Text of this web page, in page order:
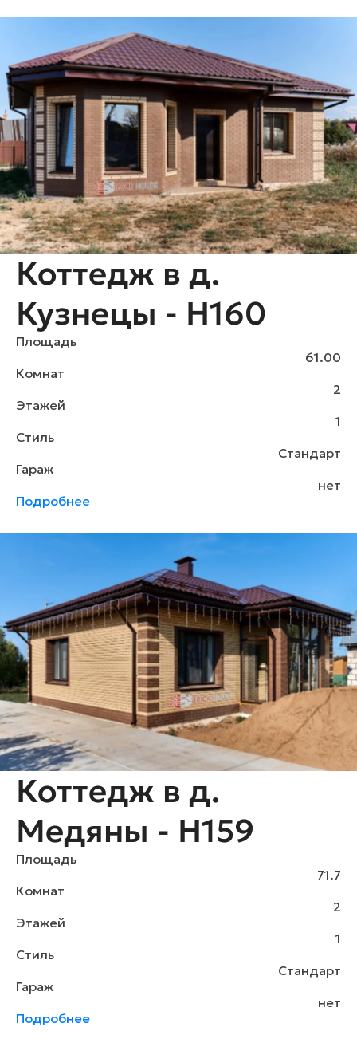
Коттедж в д.
Кузнецы - H160
Площадь
61.00
Комнат
2
Этажей
1
Стиль
Стандарт
Гараж
нет
Подробнее
Коттедж в д.
Медяны - H159
Площадь
71.7
Комнат
2
Этажей
1
Стиль
Стандарт
Гараж
нет
Подробнее